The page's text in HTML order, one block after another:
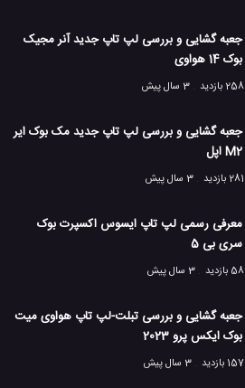
جعبه گشایی و بررسی لپ تاپ جدید آنر مجیک
بوک 14 هواوی
258 بازدید
3 سال پیش
جعبه گشایی و بررسی لپ تاپ جدید مک بوک ایر
M2 اپل
281 بازدید
3 سال پیش
معرفی رسمی لپ تاپ ایسوس اکسپرت بوک
سری بی 5
58 بازدید
3 سال پیش
جعبه گشایی و بررسی تبلت-لپ تاپ هواوی میت
بوک ایکس پرو 2023
157 بازدید
3 سال پیش